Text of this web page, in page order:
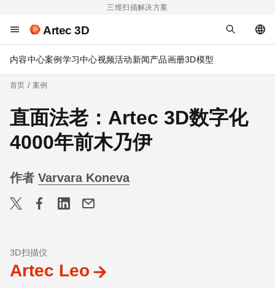
三维扫描解决方案
Artec 3D
内容中心案例 学习中心视频活动新闻产品画册3D模型
首页 案例
直面法老：Artec 3D数字化
4000年前木乃伊
作者 Varvara Koneva
3D扫描仪
Artec Leo